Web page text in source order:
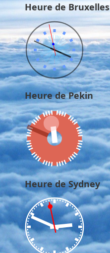
Heure de Bruxelles
Heure de Pekin
Heure de Sydney